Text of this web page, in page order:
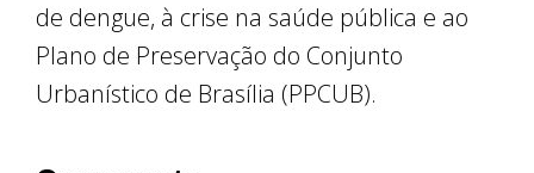
de dengue, à crise na saúde pública e ao
Plano de Preservação do Conjunto
Urbanístico de Brasília (PPCUB).